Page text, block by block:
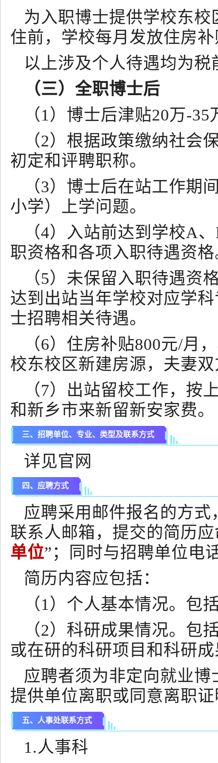
为入职博士提供学校东
住前，学校每月发放住房
以上涉及个人待遇均为税
（三）全职博士后
（1）博士后津贴20万-
（2）根据政策缴纳社会
初定和评聘职称。
（3）博士后在站工作期
小学）上学问题。
（4）入站前达到学校A
职资格和各项入职待遇资
（5）未保留入职待遇资
达到出站当年学校对应学
士招聘相关待遇。
（6）住房补贴800元/月
校东校区新建房源，夫妻
（7）出站留校工作，按
和新乡市来新留新安家费。
三、招聘单位、专业、类型及联系方式
详见官网
四、应聘方式
应聘采用邮件报名的方
联系人邮箱，提交的简历
单位”；同时与招聘单位电
简历内容应包括：
（1）个人基本情况。包
（2）科研成果情况。包
或在研的科研项目和科研
应聘者须为非定向就业
提供单位离职或同意离职
五、人事处联系方式
1.人事科